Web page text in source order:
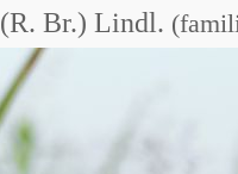
(R. Br.) Lindl. (